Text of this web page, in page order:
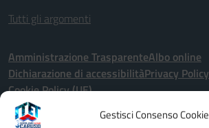
Gestisci Consenso Cookie
Tutti gli argomenti
Amministrazione TrasparenteAlbo online
Dichiarazione di accessibilitàPrivacy Policy
Cookie Policy (UE)
Seguici su: